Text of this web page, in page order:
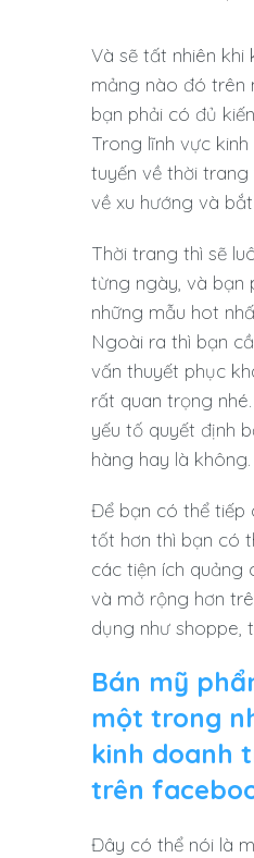
Và sẽ tất nhiên khi
mảng nào đó trên
bạn phải có đủ
Trong lĩnh vực
tuyến về thời trang
về xu hướng và
Thời trang thì sẽ
từng ngày, và bạn
những mẫu hot
Ngoài ra thì bạn
vấn thuyết phục
rất quan trọng
yếu tố quyết định
hàng hay là không.
Để bạn có thể tiếp
tốt hơn thì bạn có
các tiện ích
và mở rộng hơn
dụng như shoppe,
Bán mỹ
một trong
kinh doanh
trên
Đây có thể nói là